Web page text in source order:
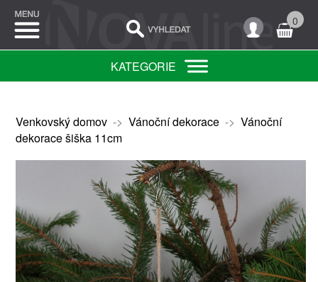
0
KATEGORIE
Venkovský domov-> Vánoční dekorace-> Vánoční
dekorace šiška 11cm